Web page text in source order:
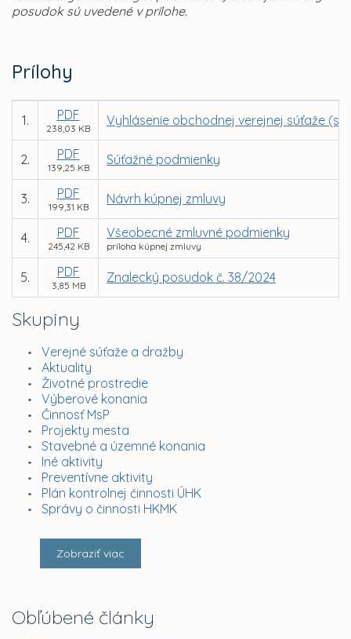
Skupiny
Verejné súťaže a dražby
Aktuality
Životné prostredie
Výberové konania
Činnosť MsP
Projekty mesta
Stavebné a územné konania
Iné aktivity
Preventívne aktivity
Plán kontrolnej činnosti ÚHK
Správy o činnosti HKMK
Zobraziť viac
Obľúbené články
posudok sú uvedené v prílohe.
Prílohy
1. PDF
238,03 KB
Vyhlásenie obchodnej verejnej súťaže (s
2. PDF
139,25 KB
Súťažné podmienky
3. PDF
199,31 KB
Návrh kúpnej zmluvy
4. PDF
245,42 KB
Všeobecné zmluvné podmienky
príloha kúpnej zmluvy
5. PDF
3,85 MB
Znalecký posudok č. 38/2024